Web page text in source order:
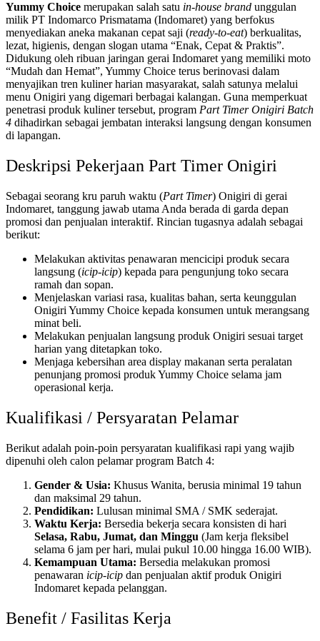
Yummy Choice merupakan salah satu in-house brand unggulan
milik PT Indomarco Prismatama (Indomaret) yang berfokus
menyediakan aneka makanan cepat saji (ready-to-eat) berkualitas,
lezat, higienis, dengan slogan utama “Enak, Cepat & Praktis”.
Didukung oleh ribuan jaringan gerai Indomaret yang memiliki moto
“Mudah dan Hemat”, Yummy Choice terus berinovasi dalam
menyajikan tren kuliner harian masyarakat, salah satunya melalui
menu Onigiri yang digemari berbagai kalangan. Guna memperkuat
penetrasi produk kuliner tersebut, program Part Timer Onigiri Batch
4 dihadirkan sebagai jembatan interaksi langsung dengan konsumen
di lapangan.
Deskripsi Pekerjaan Part Timer Onigiri
Sebagai seorang kru paruh waktu (Part Timer) Onigiri di gerai
Indomaret, tanggung jawab utama Anda berada di garda depan
promosi dan penjualan interaktif. Rincian tugasnya adalah sebagai
berikut:
Melakukan aktivitas penawaran mencicipi produk secara
langsung (icip-icip) kepada para pengunjung toko secara
ramah dan sopan.
Menjelaskan variasi rasa, kualitas bahan, serta keunggulan
Onigiri Yummy Choice kepada konsumen untuk merangsang
minat beli.
Melakukan penjualan langsung produk Onigiri sesuai target
harian yang ditetapkan toko.
Menjaga kebersihan area display makanan serta peralatan
penunjang promosi produk Yummy Choice selama jam
operasional kerja.
Kualifikasi / Persyaratan Pelamar
Berikut adalah poin-poin persyaratan kualifikasi rapi yang wajib
dipenuhi oleh calon pelamar program Batch 4:
Gender & Usia: Khusus Wanita, berusia minimal 19 tahun
dan maksimal 29 tahun.
Pendidikan: Lulusan minimal SMA / SMK sederajat.
Waktu Kerja: Bersedia bekerja secara konsisten di hari
Selasa, Rabu, Jumat, dan Minggu (Jam kerja fleksibel
selama 6 jam per hari, mulai pukul 10.00 hingga 16.00 WIB).
Kemampuan Utama: Bersedia melakukan promosi
penawaran icip-icip dan penjualan aktif produk Onigiri
Indomaret kepada pelanggan.
Benefit / Fasilitas Kerja